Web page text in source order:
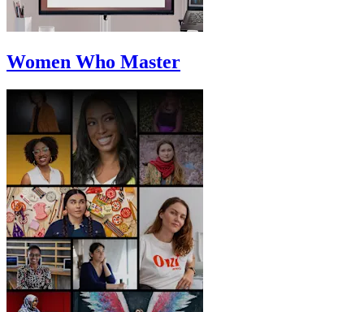
Women Who Master